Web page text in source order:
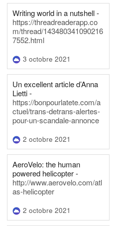
Writing world in a nutshell -
https://threadreaderapp.co
m/thread/143480341090216
7552.html
3 octobre 2021
Un excellent article d’Anna
Lietti -
https://bonpourlatete.com/a
ctuel/trans-detrans-alertes-
pour-un-scandale-annonce
2 octobre 2021
AeroVelo: the human
powered helicopter -
http://www.aerovelo.com/atl
as-helicopter
2 octobre 2021